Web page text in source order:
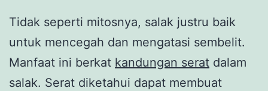
Tidak seperti mitosnya, salak justru baik
untuk mencegah dan mengatasi sembelit.
Manfaat ini berkat kandungan serat dalam
salak. Serat diketahui dapat membuat